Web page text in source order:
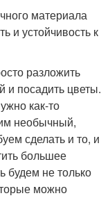
материала
и устойчивость к
разложить
и посадить цветы.
как-то
необычный,
сделать и то, и
большее
будем не только
можно